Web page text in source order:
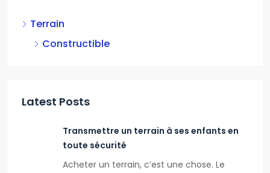
Terrain
Constructible
Latest Posts
Transmettre un terrain à ses enfants en
toute sécurité
Acheter un terrain, c’est une chose. Le